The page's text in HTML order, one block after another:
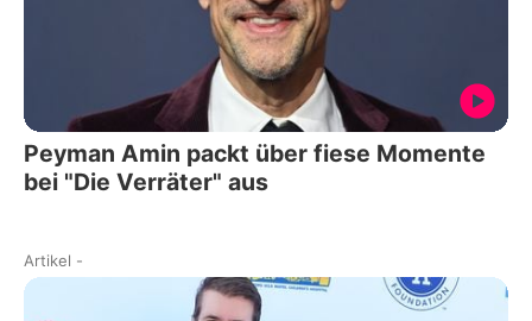
Peyman Amin packt über fiese Momente
bei "Die Verräter" aus
Artikel -